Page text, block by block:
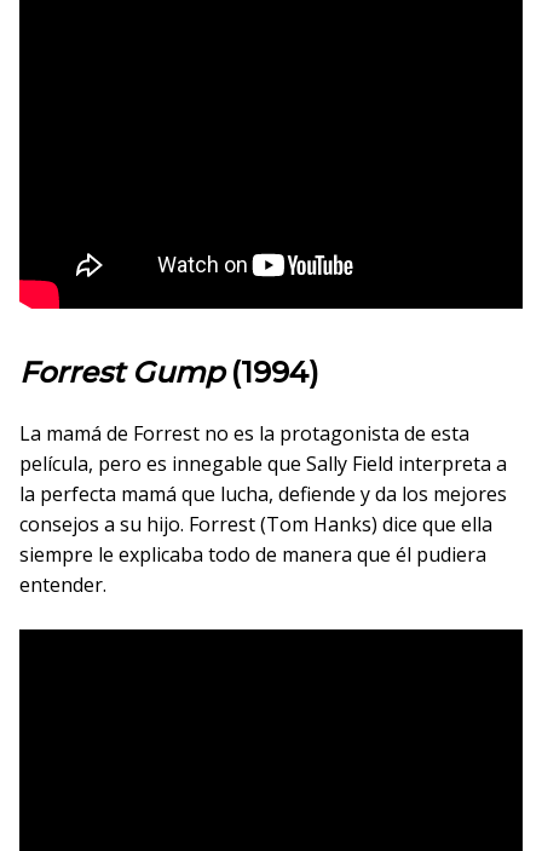
Forrest Gump(1994)
La mamá de Forrest no es la protagonista de esta
película, pero es innegable que Sally Field interpreta a
la perfecta mamá que lucha, defiende y da los mejores
consejos a su hijo. Forrest (Tom Hanks) dice que ella
siempre le explicaba todo de manera que él pudiera
entender.